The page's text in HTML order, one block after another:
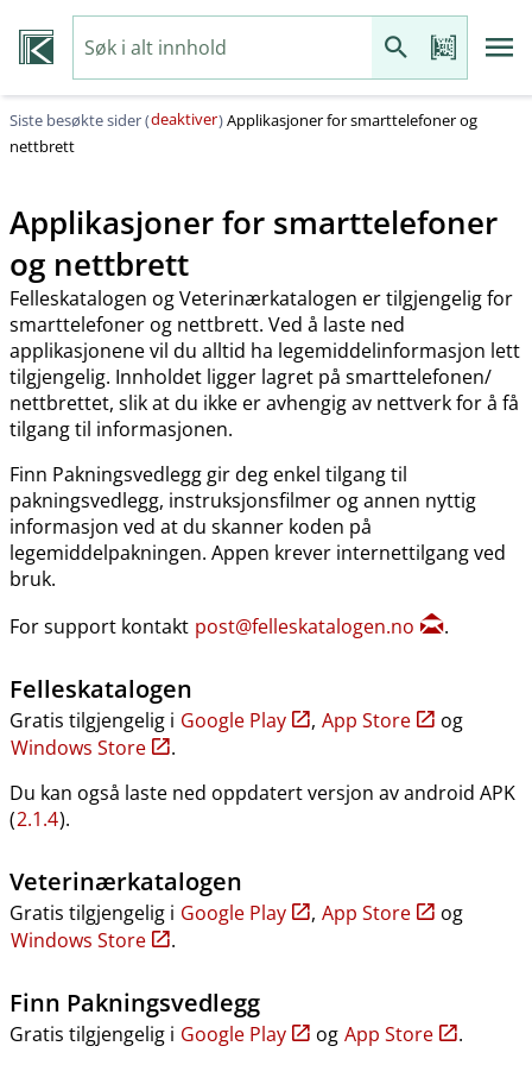
Siste besøkte sider (deaktiver)Applikasjoner for smarttelefoner og
nettbrett
Applikasjoner for smarttelefoner
og nettbrett
Felleskatalogen og Veterinærkatalogen er tilgjengelig for
smarttelefoner og nettbrett. Ved å laste ned
applikasjonene vil du alltid ha legemiddelinformasjon lett
tilgjengelig. Innholdet ligger lagret på smarttelefonen​/​
nettbrettet, slik at du ikke er avhengig av nettverk for å få
tilgang til informasjonen.
Finn Pakningsvedlegg gir deg enkel tilgang til
pakningsvedlegg, instruksjonsfilmer og annen nyttig
informasjon ved at du skanner koden på
legemiddelpakningen. Appen krever internettilgang ved
bruk.
For support kontakt post@felleskatalogen.no .
Felleskatalogen
Gratis tilgjengelig i Google Play , App Store
og
Windows Store
.
Du kan også laste ned oppdatert versjon av android APK
(2.1.4).
Veterinærkatalogen
Gratis tilgjengelig i Google Play , App Store
og
Windows Store
.
Finn Pakningsvedlegg
Gratis tilgjengelig i Google Play og App Store .